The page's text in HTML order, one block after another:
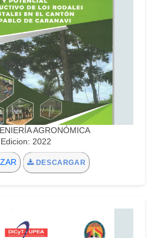
AGRONÓMICA
Edicion: 2022
DESCARGAR